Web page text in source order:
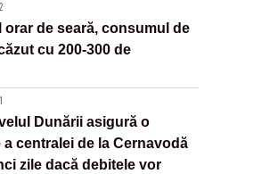
orar de seară, consumul de
cu 200-300 de
Dunării asigură o
centralei de la Cernavodă
zile dacă debitele vor